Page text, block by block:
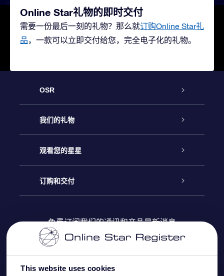
This website uses cookies
Online Star礼物的即时交付
需要一份最后一刻的礼物？那么就订购Online Star礼
品，一款可以立即交付给您，完全电子化的礼物。
OSR
客户服务
联系我们
博客
评论
我们的礼物
Online Star礼物
OSR 礼物包
OSR 礼物卡
公司礼品
观看您的星星
Online Star Register
个性化的Star Page
One Million Stars
订购和交付
付款信息
配送信息
免费订阅我们的通讯和产品最新消息